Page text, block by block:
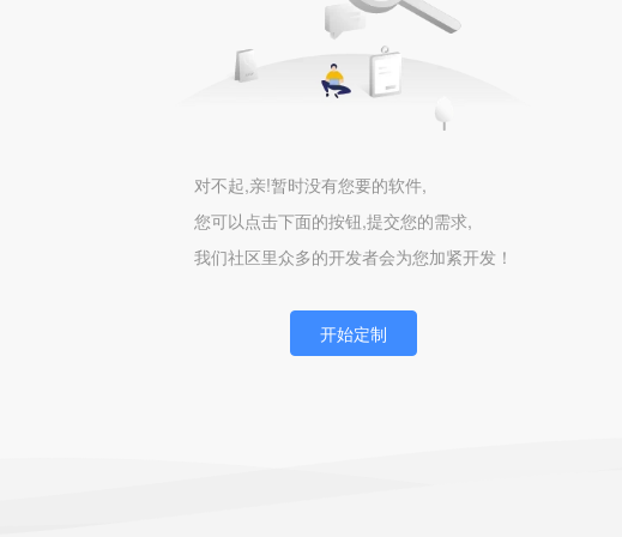
对不起,亲!暂时没有您要的软件,
您可以点击下面的按钮,提交您的需求,
我们社区里众多的开发者会为您加紧开发！
开始定制